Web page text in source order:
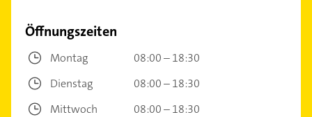
Öffnungszeiten
Montag
08:00 – 18:30
Dienstag
08:00 – 18:30
Mittwoch
08:00 – 18:30